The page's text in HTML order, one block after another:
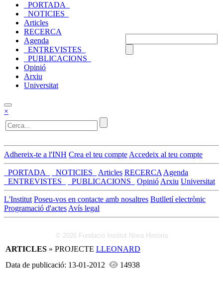
_PORTADA_
_NOTICIES_
Articles
RECERCA
Agenda
_ENTREVISTES_
_PUBLICACIONS_
Opinió
Arxiu
Universitat
×
Adhereix-te a l'INH Crea el teu compte Accedeix al teu compte
_PORTADA_ _NOTICIES_ Articles RECERCA Agenda
_ENTREVISTES_
_PUBLICACIONS_ Opinió Arxiu Universitat
L'Institut Poseu-vos en contacte amb nosaltres Butlletí electrònic
Programació d'actes Avís legal
© 2026 Fundació Institut Nova Història
ARTICLES » PROJECTE LLEONARD
Data de publicació: 13-01-2012
14938